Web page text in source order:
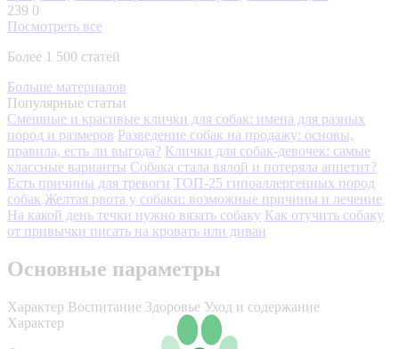
239 0
Посмотреть все
Более 1 500 статей
Больше материалов
Популярные статьи
Смешные и красивые клички для собак: имена для разных
пород и размеров Разведение собак на продажу: основы,
правила, есть ли выгода? Клички для собак-девочек: самые
классные варианты Собака стала вялой и потеряла аппетит?
Есть причины для тревоги ТОП-25 гипоаллергенных пород
собак Желтая рвота у собаки: возможные причины и лечение
На какой день течки нужно вязать собаку Как отучить собаку
от привычки писать на кровать или диван
Основные параметры
Характер Воспитание Здоровье Уход и содержание
Характер